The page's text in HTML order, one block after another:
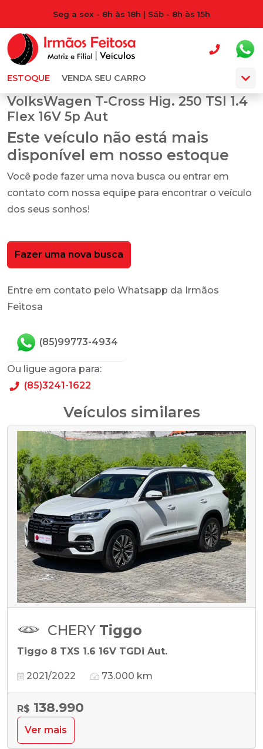
Seg a sex - 8h às 18h | Sáb - 8h às 15h
ESTOQUE VENDA SEU CARRO
VolksWagen T-Cross Hig. 250 TSI 1.4
Flex 16V 5p Aut
Este veículo não está mais
disponível em nosso estoque
Você pode fazer uma nova busca ou entrar em
contato com nossa equipe para encontrar o veículo
dos seus sonhos!
Fazer uma nova busca
Entre em contato pelo Whatsapp da Irmãos
Feitosa
(85)99773-4934
Ou ligue agora para:
(85)3241-1622
Veículos similares
CHERY Tiggo
Tiggo 8 TXS 1.6 16V TGDi Aut.
2021/2022 73.000 km
R$ 138.990
Ver mais